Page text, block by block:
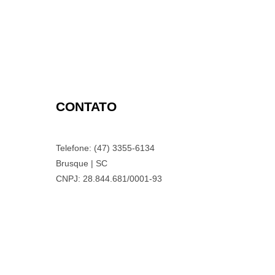
CONTATO
Telefone: (47) 3355-6134
Brusque | SC
CNPJ: 28.844.681/0001-93